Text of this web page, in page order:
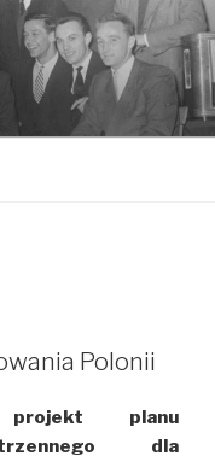
Polonii
planu
dla